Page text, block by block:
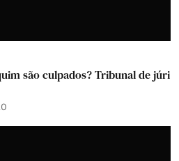
são culpados? Tribunal de júri